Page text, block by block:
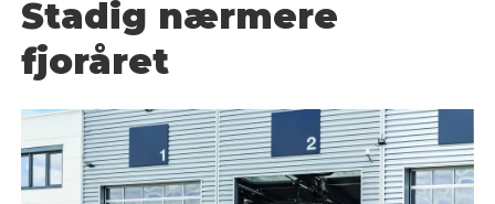
Stadig nærmere
fjoråret